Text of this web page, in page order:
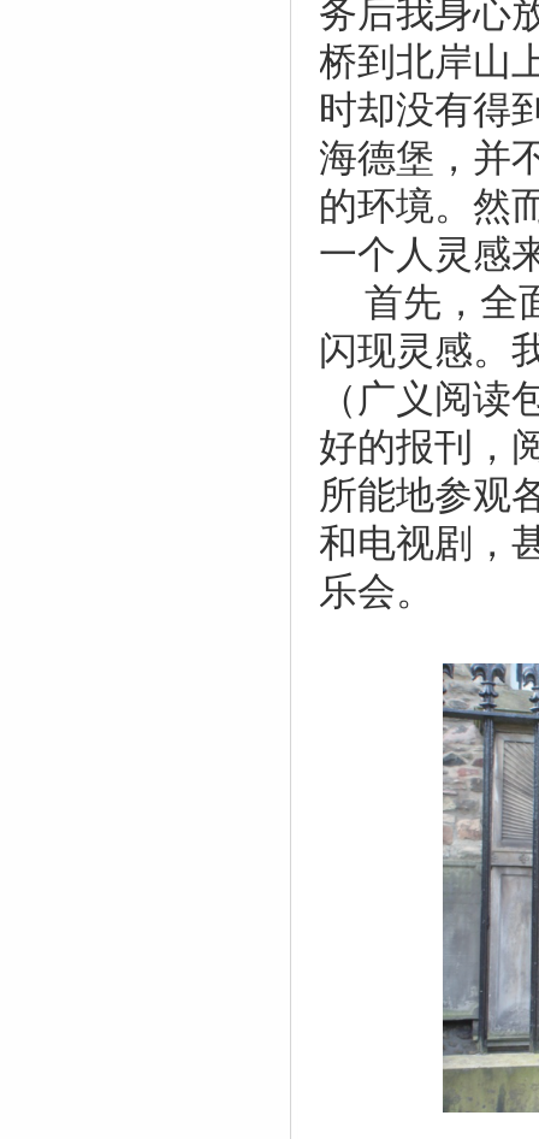
务后我身心
桥到北岸山
时却没有得
海德堡，并
的环境。然
一个人灵感
首先，全
闪现灵感。
（广义阅
好的报刊，
所能地参观
和电视剧，
乐会。